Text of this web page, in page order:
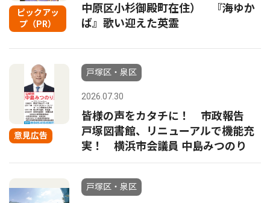
ピックアッ
プ（PR）
中原区小杉御殿町在住） 『海ゆか
ば』歌い迎えた英霊
意見広告
戸塚区・泉区
2026.07.30
皆様の声をカタチに！ 市政報告
戸塚図書館、リニューアルで機能充
実！ 横浜市会議員 中島みつのり
戸塚区・泉区